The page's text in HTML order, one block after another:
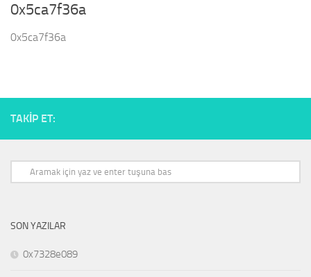
0x5ca7f36a
0x5ca7f36a
TAKIP ET:
SON YAZILAR
0x7328e089